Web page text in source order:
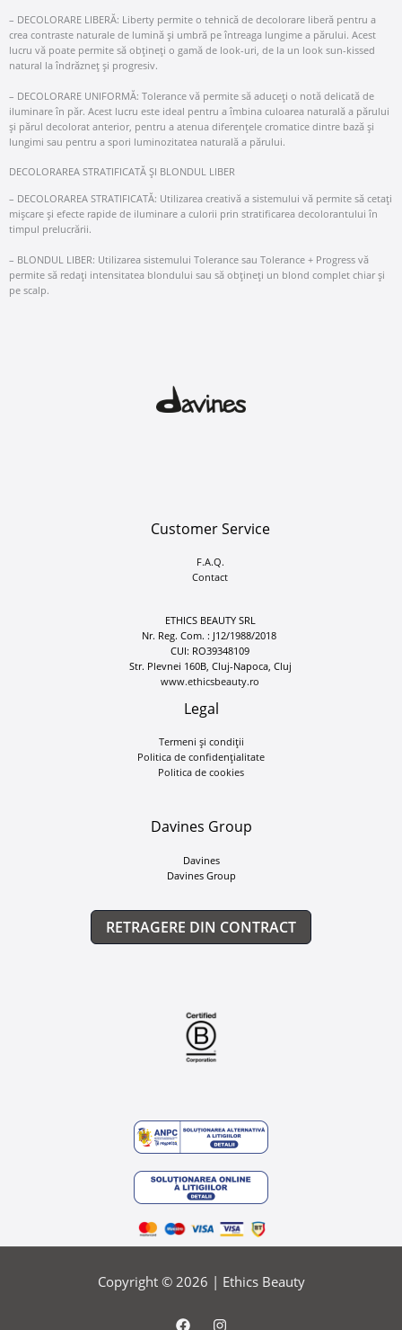
– DECOLORARE LIBERĂ: Liberty permite o tehnică de decolorare liberă pentru a
crea contraste naturale de lumină și umbră pe întreaga lungime a părului. Acest
lucru vă poate permite să obțineți o gamă de look-uri, de la un look sun-kissed
natural la îndrăzneț și progresiv.
– DECOLORARE UNIFORMĂ: Tolerance vă permite să aduceți o notă delicată de
iluminare în păr. Acest lucru este ideal pentru a îmbina culoarea naturală a părului
și părul decolorat anterior, pentru a atenua diferențele cromatice dintre bază și
lungimi sau pentru a spori luminozitatea naturală a părului.
DECOLORAREA STRATIFICATĂ ȘI BLONDUL LIBER
– DECOLORAREA STRATIFICATĂ: Utilizarea creativă a sistemului vă permite să cetați
mișcare și efecte rapide de iluminare a culorii prin stratificarea decolorantului în
timpul prelucrării.
– BLONDUL LIBER: Utilizarea sistemului Tolerance sau Tolerance + Progress vă
permite să redați intensitatea blondului sau să obțineți un blond complet chiar și
pe scalp.
Customer Service
F.A.Q.
Contact
ETHICS BEAUTY SRL
Nr. Reg. Com. : J12/1988/2018
CUI: RO39348109
Str. Plevnei 160B, Cluj-Napoca, Cluj
www.ethicsbeauty.ro
Legal
Termeni și condiții
Politica de confidențialitate
Politica de cookies
Davines Group
Davines
Davines Group
RETRAGERE DIN CONTRACT
Copyright © 2026 | Ethics Beauty